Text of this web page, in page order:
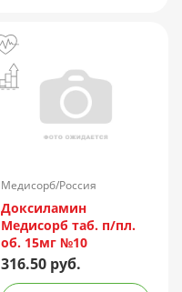
Медисорб/Россия
Доксиламин
Медисорб таб. п/пл.
об. 15мг №10
316.50 руб.